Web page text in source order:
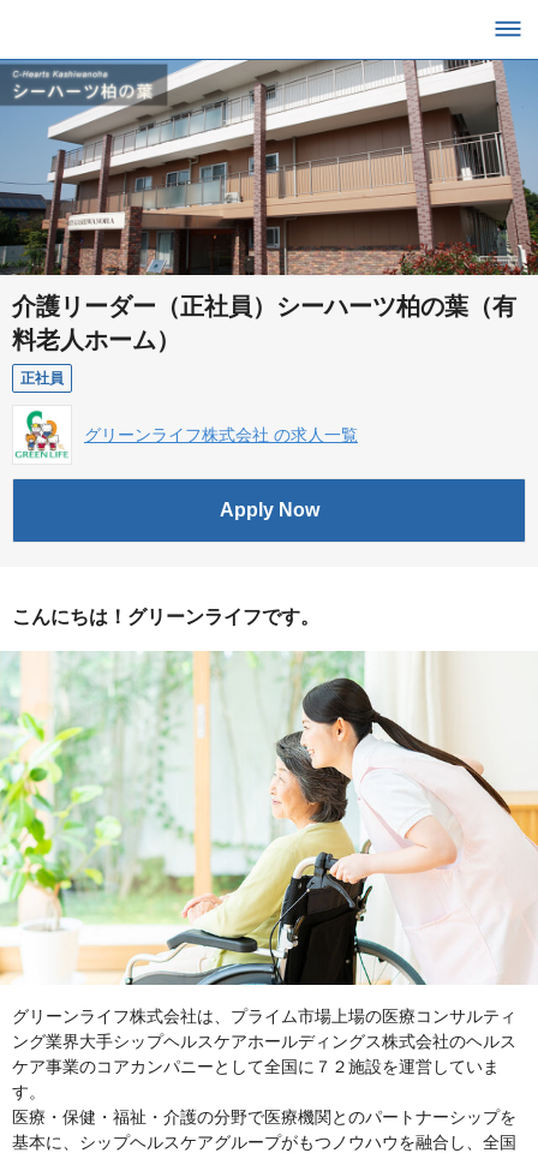
介護リーダー（正社員）シーハーツ柏の葉（有
料老人ホーム）
正社員
グリーンライフ株式会社 の求人一覧
Apply Now
こんにちは！グリーンライフです。
グリーンライフ株式会社は、プライム市場上場の医療コンサルティ
ング業界大手シップヘルスケアホールディングス株式会社のヘルス
ケア事業のコアカンパニーとして全国に７２施設を運営していま
す。
医療・保健・福祉・介護の分野で医療機関とのパートナーシップを
基本に、シップヘルスケアグループがもつノウハウを融合し、全国